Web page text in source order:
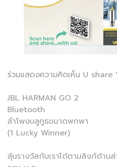
ร่วมแสดงความคิดเห็น U
JBL HARMAN GO 2
Bluetooth
ลำโพงบลูทูธขนาดพกพา
(1 Lucky Winner)
ลุ้นรางวัลกับเราได้ตามลิงก์ด้าน